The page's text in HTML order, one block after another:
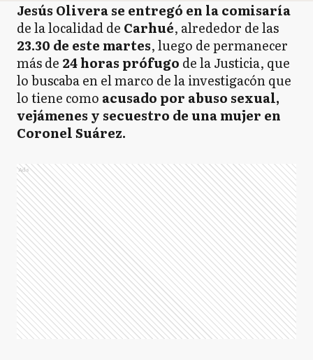
Jesús Olivera se entregó en la comisaría
de la localidad de Carhué, alrededor de las
23.30 de este martes, luego de permanecer
más de 24 horas prófugo de la Justicia, que
lo buscaba en el marco de la investigacón que
lo tiene como acusado por abuso sexual,
vejámenes y secuestro de una mujer en
Coronel Suárez.
Ads